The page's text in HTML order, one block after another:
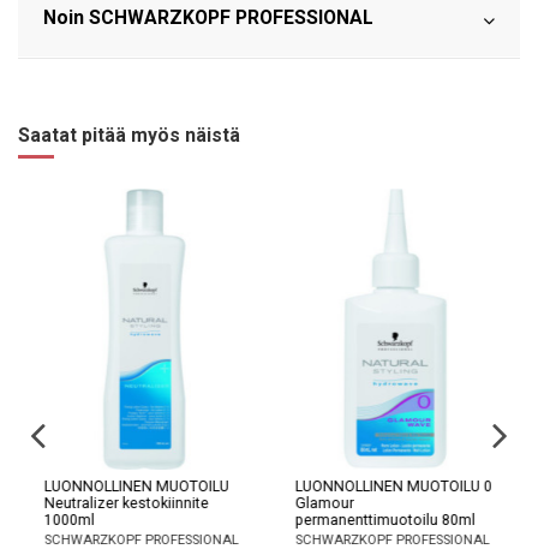
Noin SCHWARZKOPF PROFESSIONAL
Saatat pitää myös näistä
LUONNOLLINEN MUOTOILU
Neutralizer kestokiinnite
1000ml
SCHWARZKOPF PROFESSIONAL
LUONNOLLINEN MUOTOILU 0
Glamour
permanenttimuotoilu 80ml
SCHWARZKOPF PROFESSIONAL